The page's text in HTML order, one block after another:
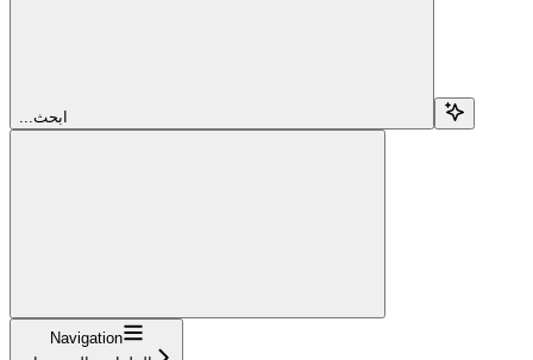
...ابحث
Navigation